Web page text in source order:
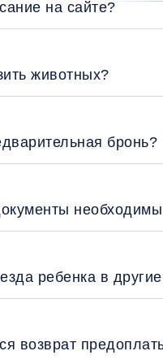
на сайте?
животных?
бронь?
ребенка в
возврат